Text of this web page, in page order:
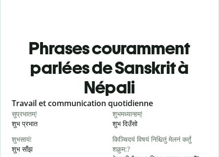
Phrases couramment
parlées de Sanskrit à
Népali
Slide 1 of 6
Travail et communication quotidienne
सुप्रभातम्!
शुभ प्रभात
शुभमध्यान्हम्!
शुभ दिउँसो
शुभसायं!
शुभ साँझ
किञ्चिदयं विषयं निश्चितुं मेलनं कर्तुं
शक्नुम:?